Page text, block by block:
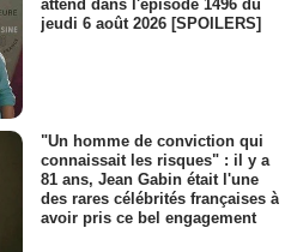
attend dans l'épisode 1496 du
jeudi 6 août 2026 [SPOILERS]
"Un homme de conviction qui
connaissait les risques" : il y a
81 ans, Jean Gabin était l'une
des rares célébrités françaises à
avoir pris ce bel engagement